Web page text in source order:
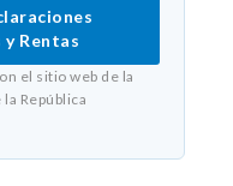
y Rentas
el sitio web de la
República